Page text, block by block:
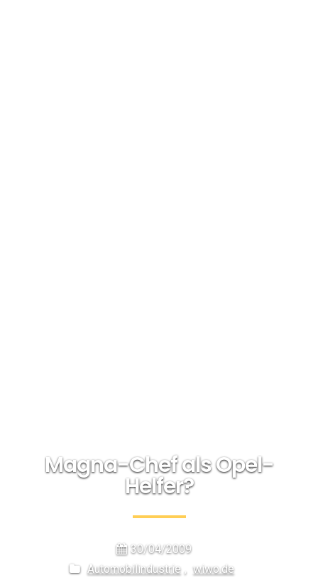
Magna-Chef als Opel-
Helfer?
30/04/2009
Automobilindustrie
wiwo.de